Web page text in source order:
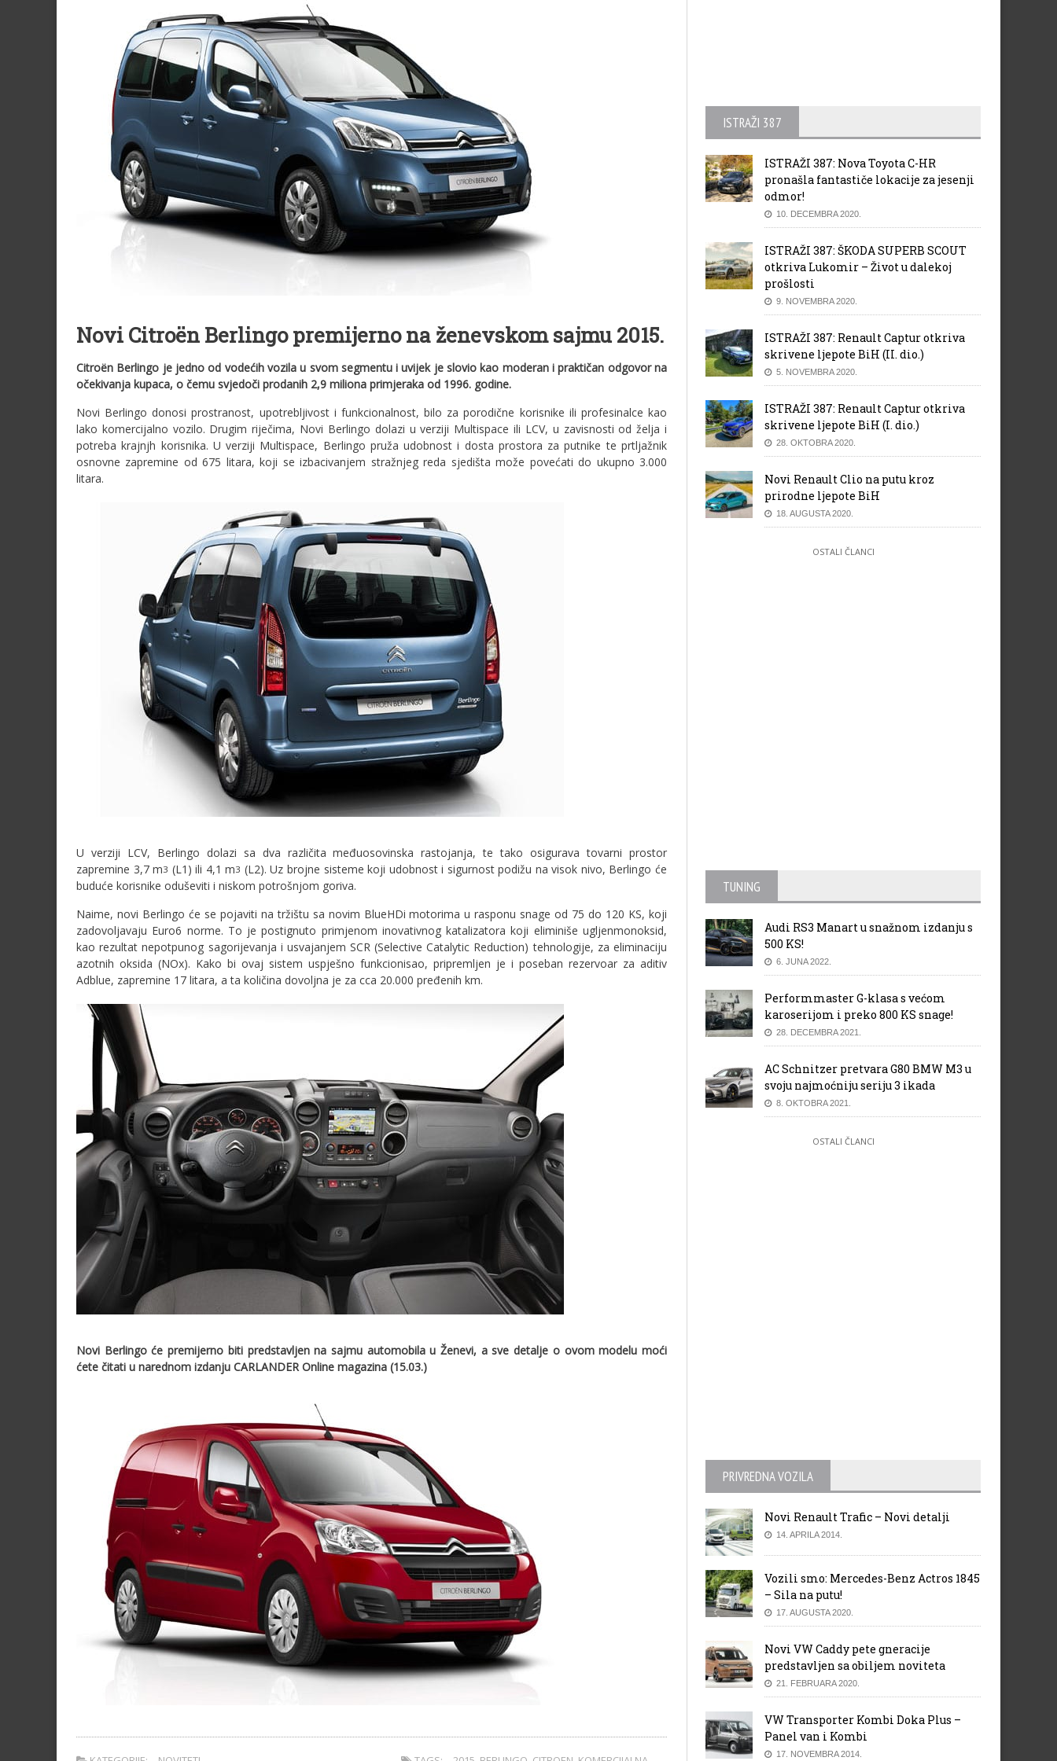
Novi Citroën Berlingo premijerno na ženevskom sajmu 2015.
Citroën Berlingo je jedno od vodećih vozila u svom segmentu i uvijek je slovio kao moderan i praktičan odgovor na
očekivanja kupaca, o čemu svjedoči prodanih 2,9 miliona primjeraka od 1996. godine.
Novi Berlingo donosi prostranost, upotrebljivost i funkcionalnost, bilo za porodične korisnike ili profesinalce kao
lako komercijalno vozilo. Drugim riječima, Novi Berlingo dolazi u verziji Multispace ili LCV, u zavisnosti od želja i
potreba krajnjh korisnika. U verziji Multispace, Berlingo pruža udobnost i dosta prostora za putnike te prtljažnik
osnovne zapremine od 675 litara, koji se izbacivanjem stražnjeg reda sjedišta može povećati do ukupno 3.000
litara.
U verziji LCV, Berlingo dolazi sa dva različita međuosovinska rastojanja, te tako osigurava tovarni prostor
zapremine 3,7 m3 (L1) ili 4,1 m3 (L2). Uz brojne sisteme koji udobnost i sigurnost podižu na visok nivo, Berlingo će
buduće korisnike oduševiti i niskom potrošnjom goriva.
Naime, novi Berlingo će se pojaviti na tržištu sa novim BlueHDi motorima u rasponu snage od 75 do 120 KS, koji
zadovoljavaju Euro6 norme. To je postignuto primjenom inovativnog katalizatora koji eliminiše ugljenmonoksid,
kao rezultat nepotpunog sagorijevanja i usvajanjem SCR (Selective Catalytic Reduction) tehnologije, za eliminaciju
azotnih oksida (NOx). Kako bi ovaj sistem uspješno funkcionisao, pripremljen je i poseban rezervoar za aditiv
Adblue, zapremine 17 litara, a ta količina dovoljna je za cca 20.000 pređenih km.
Novi Berlingo će premijerno biti predstavljen na sajmu automobila u Ženevi, a sve detalje o ovom modelu moći
ćete čitati u narednom izdanju CARLANDER Online magazina (15.03.)
ISTRAŽI 387
ISTRAŽI 387: Nova Toyota C-HR
pronašla fantastiče lokacije za jesenji
odmor!
10. DECEMBRA 2020.
ISTRAŽI 387: ŠKODA SUPERB SCOUT
otkriva Lukomir – Život u dalekoj
prošlosti
9. NOVEMBRA 2020.
ISTRAŽI 387: Renault Captur otkriva
skrivene ljepote BiH (II. dio.)
5. NOVEMBRA 2020.
ISTRAŽI 387: Renault Captur otkriva
skrivene ljepote BiH (I. dio.)
28. OKTOBRA 2020.
Novi Renault Clio na putu kroz
prirodne ljepote BiH
18. AUGUSTA 2020.
OSTALI ČLANCI
TUNING
Audi RS3 Manart u snažnom izdanju s
500 KS!
6. JUNA 2022.
Performmaster G-klasa s većom
karoserijom i preko 800 KS snage!
28. DECEMBRA 2021.
AC Schnitzer pretvara G80 BMW M3 u
svoju najmoćniju seriju 3 ikada
8. OKTOBRA 2021.
OSTALI ČLANCI
PRIVREDNA VOZILA
Novi Renault Trafic – Novi detalji
14. APRILA 2014.
Vozili smo: Mercedes-Benz Actros 1845
– Sila na putu!
17. AUGUSTA 2020.
Novi VW Caddy pete gneracije
predstavljen sa obiljem noviteta
21. FEBRUARA 2020.
VW Transporter Kombi Doka Plus –
Panel van i Kombi
17. NOVEMBRA 2014.